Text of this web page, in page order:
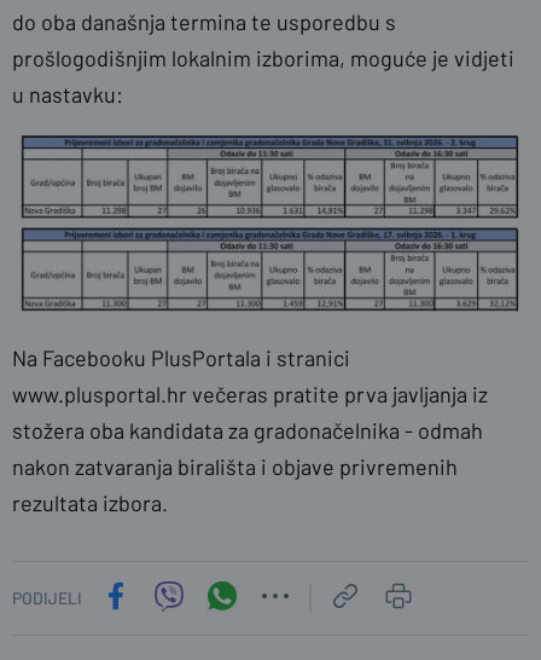
do oba današnja termina te usporedbu s
prošlogodišnjim lokalnim izborima, moguće je vidjeti
u nastavku:
Na Facebooku PlusPortala i stranici
www.plusportal.hr večeras pratite prva javljanja iz
stožera oba kandidata za gradonačelnika - odmah
nakon zatvaranja birališta i objave privremenih
rezultata izbora.
PODIJELI